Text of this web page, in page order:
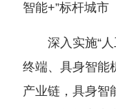
智能+”标杆城市
深入实施“人
终端、具身智能
产业链，具身智